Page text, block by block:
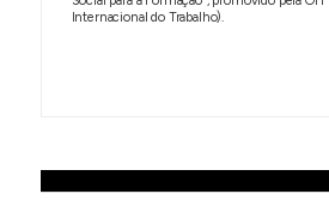
Internacional do Trabalho).